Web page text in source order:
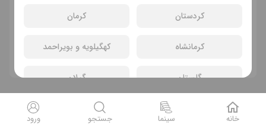
کردستان کرمان
کرمانشاه کهگیلویه و بویراحمد
گلستان گیلان
فیلم های دیگر
خانه سینما جستجو ورود